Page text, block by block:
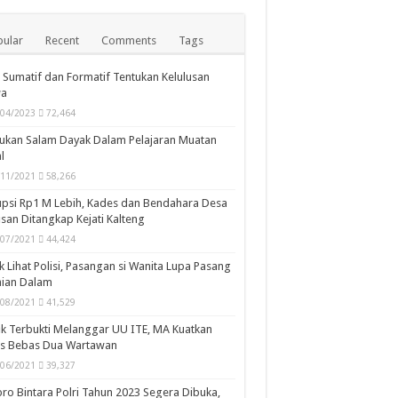
Recent Comments Tags
Sumatif dan Formatif Tentukan Kelulusan
2023 72,464
Salam Dayak Dalam Pelajaran Muatan
2021 58,266
Rp1 M Lebih, Kades dan Bendahara Desa
Ditangkap Kejati Kalteng
2021 44,424
Lihat Polisi, Pasangan si Wanita Lupa Pasang
Dalam
2021 41,529
Terbukti Melanggar UU ITE, MA Kuatkan
Bebas Dua Wartawan
2021 39,327
Bintara Polri Tahun 2023 Segera Dibuka,